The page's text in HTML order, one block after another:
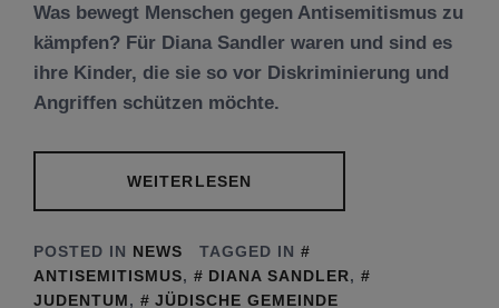
Was bewegt Menschen gegen Antisemitismus zu
kämpfen? Für Diana Sandler waren und sind es
ihre Kinder, die sie so vor Diskriminierung und
Angriffen schützen möchte.
WEITERLESEN
POSTED IN NEWS
TAGGED IN
ANTISEMITISMUS, DIANA SANDLER,
JUDENTUM,
JÜDISCHE GEMEINDE